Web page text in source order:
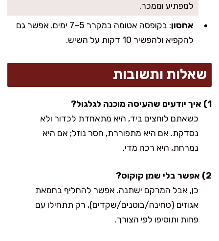
למפתיע וממכר.
אחסון
: בקופסה אטומה במקרר 5–7 ימים. אפשר גם
להקפיא ולהפשיר 10 דקות על השיש.
שאלות ותשובות
1) איך יודעים שהעיסה מוכנה לגלגול?
כשאתם לוחצים ביד, היא מתאחדת לכדור ולא
נסדקת. אם היא מתפוררת, חסר נוזל; אם היא
נמרחת, היא רכה מדי.
2) אפשר בלי שמן קוקוס?
כן, אבל המרקם ישתנה. אפשר להחליף בחמאת
אגוזים (טחינה/בוטנים/שקדים), רק תתחילו עם
פחות ותוסיפו לפי הצורך.